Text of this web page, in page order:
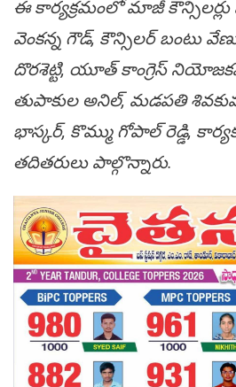
ఈ కార్యక్రమంలో మాజీ
వెంకన్న గౌడ్, కౌన్సిలర్ బంటు
దొరశెట్టి, యూత్ కాంగ్రెస్
తుపాకుల అనిల్, మడపతి
భాస్కర్, కొమ్ము గోపాల్ రెడ్డి,
తదితరులు పాల్గొన్నారు.